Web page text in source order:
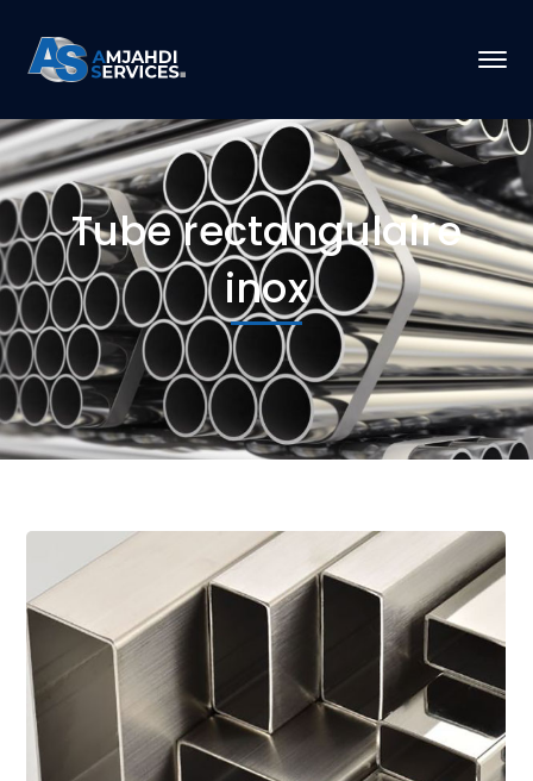
Tube rectangulaire
inox